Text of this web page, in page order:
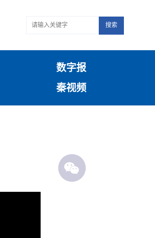
搜索
数字报
秦视频